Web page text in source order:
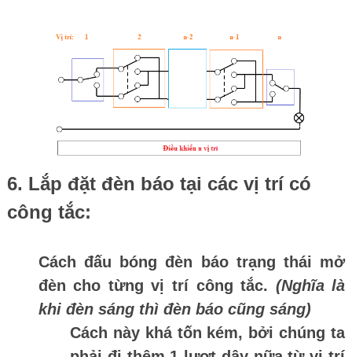
6. Lắp đặt đèn báo tại các vị trí có
công tắc:
Cách đấu bóng đèn báo trạng thái mở
đèn cho từng vị trí công tắc. (Nghĩa là
khi đèn sáng thì đèn báo cũng sáng)
Cách này khá tốn kém, bởi chúng ta